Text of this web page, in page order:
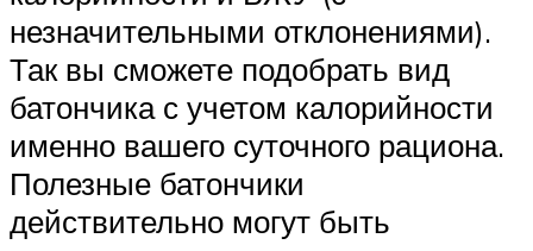
незначительными отклонениями).
Так вы сможете подобрать вид
батончика с учетом калорийности
именно вашего суточного рациона.
Полезные батончики
действительно могут быть